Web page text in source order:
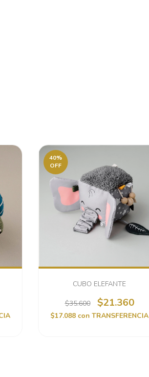
40%
OFF
CUBO ELEFANTE
$35.600 $21.360
$17.088 con TRANSFERENCIA